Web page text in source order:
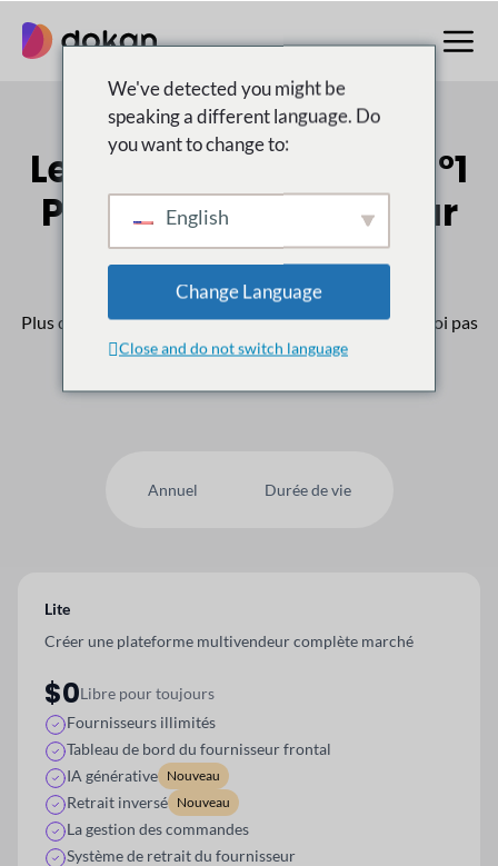
contenu
Le multifournisseur n°1
Place de marché pour
WordPress
Plus de 50,000Les clients nous font confiance, pourquoi pas
vous ?
Annuel Durée de vie
Lite
Créer une plateforme multivendeur complète marché
$0Libre pour toujours
Fournisseurs illimités
Tableau de bord du fournisseur frontal
IA générative Nouveau
Retrait inversé Nouveau
La gestion des commandes
Système de retrait du fournisseur
We've detected you might be
speaking a different language. Do
you want to change to:
English
Change Language
Close and do not switch language